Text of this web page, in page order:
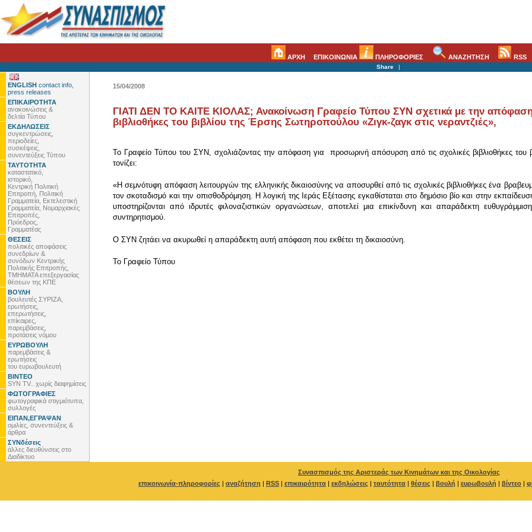
ΑΡΧΗ ΕΠΙΚΟΙΝΩΝΙΑ ΠΛΗΡΟΦΟΡΙΕΣ ΑΝΑΖΗΤΗΣΗ RSS
Share |
ENGLISH contact info,
press releases
ΕΠΙΚΑΙΡΟΤΗΤΑ
ανακοινώσεις &
δελτία Τύπου
ΕΚΔΗΛΩΣΕΙΣ
συγκεντρώσεις,
περιοδείες,
συσκέψεις,
συνεντεύξεις Τύπου
ΤΑΥΤΟΤΗΤΑ
καταστατικό,
ιστορικό,
Κεντρική Πολιτική
Επιτροπή, Πολιτική
Γραμματεία, Εκτελεστική
Γραμματεία, Νομαρχιακές
Επιτροπές,
Πρόεδρος,
Γραμματέας
ΘΕΣΕΙΣ
πολιτικές αποφάσεις
συνεδρίων &
συνόδων Κεντρικής
Πολιτικής Επιτροπής,
ΤΜΗΜΑΤΑ επεξεργασίας
θέσεων της ΚΠΕ
ΒΟΥΛΗ
βουλευτές ΣΥΡΙΖΑ,
ερωτήσεις,
επερωτήσεις,
επίκαιρες,
παρεμβάσεις,
προτάσεις νόμου
ΕΥΡΩΒΟΥΛΗ
παρεμβάσεις &
ερωτήσεις
του ευρωβουλευτή
ΒΙΝΤΕΟ
SYN TV.. χωρίς διαφημίσεις
ΦΩΤΟΓΡΑΦΙΕΣ
φωτογραφικά στιγμιότυπα,
συλλογές
ΕΙΠΑΝ,ΕΓΡΑΨΑΝ
ομιλίες, συνεντεύξεις &
άρθρα
ΣΥΝδέσεις
άλλες διευθύνσεις στο
Διαδίκτυο
15/04/2008
ΓΙΑΤΙ ΔΕΝ ΤΟ ΚΑΙΤΕ ΚΙΟΛΑΣ; Ανακοίνωση Γραφείο Τύπου ΣΥΝ σχετικά με την
βιβλιοθήκες του βιβλίου της Έρσης Σωτηροπούλου «Ζιγκ-ζαγκ στις νεραντζιές»,
Το Γραφείο Τύπου του ΣΥΝ, σχολιάζοντας την απόφαση για προσωρινή απόσυρση από τις σχολικές βιβλιοθήκες του
τονίζει:
«Η σεμνότυφη απόφαση λειτουργών της ελληνικής δικαιοσύνης να αποσυρθεί από τις σχολικές βιβλιοθήκες ένα
τον σκοταδισμό και την οπισθοδρόμηση. Η λογική της Ιεράς Εξέτασης εγκαθίσταται στο δημόσιο βίο και στην
υποστηρίζονται από ιδρυτές φιλοναζιστικών οργανώσεων, αποτελεί μια επικίνδυνη και απαράδεκτη
συντηρητισμού.
Ο ΣΥΝ ζητάει να ακυρωθεί η απαράδεκτη αυτή απόφαση που εκθέτει τη δικαιοσύνη.
To Γραφείο Τύπου
Συνασπισμός της Αριστεράς των Κινημάτων και της Οικολογίας
επικοινωνία-πληροφορίες | αναζήτηση | RSS | επικαιρότητα | εκδηλώσεις | ταυτότητα | θέσεις | βουλή | ευρωβουλή | βίντεο |